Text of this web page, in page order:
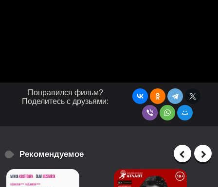
Понравился фильм?
Поделитесь с друзьями:
Рекомендуемое